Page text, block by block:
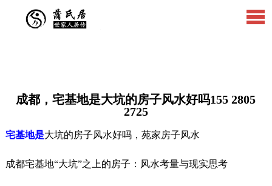
成都，宅基地是大坑的房子风水好吗155 2805
2725
宅基地是大坑的房子风水好吗，苑家房子风水
成都宅基地“大坑”之上的房子：风水考量与现实思考